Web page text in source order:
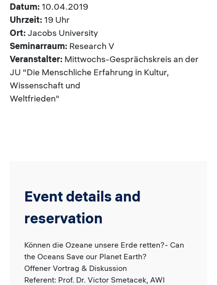
Datum: 10.04.2019
Uhrzeit: 19 Uhr
Ort:Jacobs University
Seminarraum: Research V
Veranstalter: Mittwochs-Gesprächskreis an der
JU "Die Menschliche Erfahrung in Kultur,
Wissenschaft und
Weltfrieden"
Event details and
reservation
Können die Ozeane unsere Erde retten?- Can
the Oceans Save our Planet Earth?
Offener Vortrag & Diskussion
Referent: Prof. Dr. Victor Smetacek, AWI